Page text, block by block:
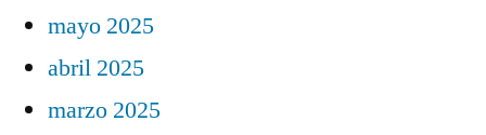
mayo 2025
abril 2025
marzo 2025